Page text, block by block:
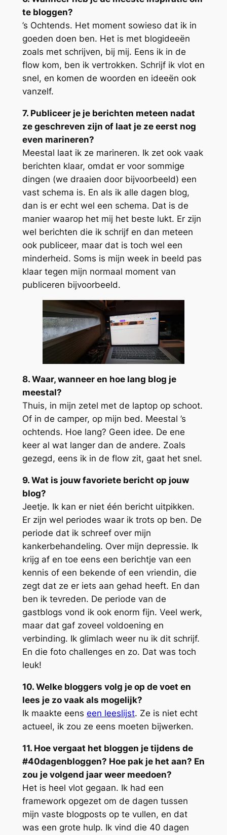
te bloggen?
’s Ochtends. Het moment sowieso dat ik in
goeden doen ben. Het is met blogideeën
zoals met schrijven, bij mij. Eens ik in de
flow kom, ben ik vertrokken. Schrijf ik vlot en
snel, en komen de woorden en ideeën ook
vanzelf.
7. Publiceer je je berichten meteen nadat
ze geschreven zijn of laat je ze eerst nog
even marineren?
Meestal laat ik ze marineren. Ik zet ook vaak
berichten klaar, omdat er voor sommige
dingen (we draaien door bijvoorbeeld) een
vast schema is. En als ik alle dagen blog,
dan is er echt wel een schema. Dat is de
manier waarop het mij het beste lukt. Er zijn
wel berichten die ik schrijf en dan meteen
ook publiceer, maar dat is toch wel een
minderheid. Soms is mijn week in beeld pas
klaar tegen mijn normaal moment van
publiceren bijvoorbeeld.
8. Waar, wanneer en hoe lang blog je
meestal?
Thuis, in mijn zetel met de laptop op schoot.
Of in de camper, op mijn bed. Meestal ’s
ochtends. Hoe lang? Geen idee. De ene
keer al wat langer dan de andere. Zoals
gezegd, eens ik in de flow zit, gaat het snel.
9. Wat is jouw favoriete bericht op jouw
blog?
Jeetje. Ik kan er niet één bericht uitpikken.
Er zijn wel periodes waar ik trots op ben. De
periode dat ik schreef over mijn
kankerbehandeling. Over mijn depressie. Ik
krijg af en toe eens een berichtje van een
kennis of een bekende of een vriendin, die
zegt dat ze er iets aan gehad heeft. En dan
ben ik tevreden. De periode van de
gastblogs vond ik ook enorm fijn. Veel werk,
maar dat gaf zoveel voldoening en
verbinding. Ik glimlach weer nu ik dit schrijf.
En die foto challenges en zo. Dat was toch
leuk!
10. Welke bloggers volg je op de voet en
lees je zo vaak als mogelijk?
Ik maakte eens een leeslijst. Ze is niet echt
actueel, ik zou ze eens moeten bijwerken.
11. Hoe vergaat het bloggen je tijdens de
#40dagenbloggen? Hoe pak je het aan? En
zou je volgend jaar weer meedoen?
Het is heel vlot gegaan. Ik had een
framework opgezet om de dagen tussen
mijn vaste blogposts op te vullen, en dat
was een grote hulp. Ik vind die 40 dagen